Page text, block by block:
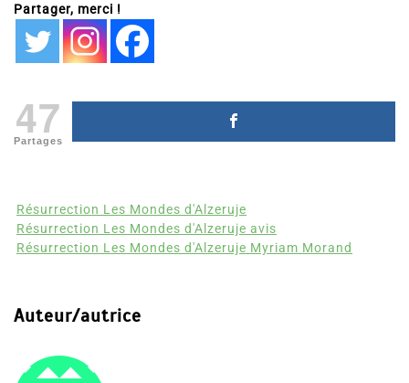
Partager, merci !
47
Partages
Résurrection Les Mondes d'Alzeruje
Résurrection Les Mondes d'Alzeruje avis
Résurrection Les Mondes d'Alzeruje Myriam Morand
Auteur/autrice